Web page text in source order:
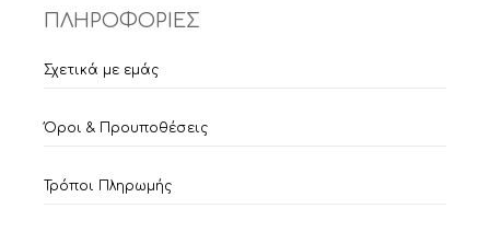
ΠΛΗΡΟΦΟΡΙΕΣ
Σχετικά με εμάς
Όροι & Προυποθέσεις
Τρόποι Πληρωμής